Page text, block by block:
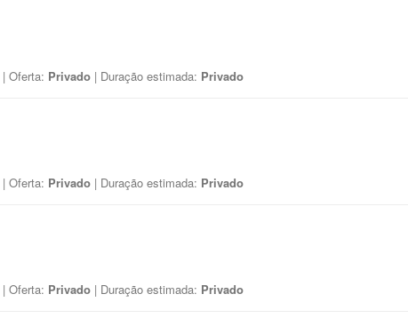
| Oferta: Privado | Duração estimada: Privado
| Oferta: Privado | Duração estimada: Privado
| Oferta: Privado | Duração estimada: Privado